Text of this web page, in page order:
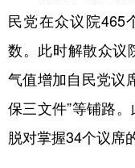
山东
广东
四川
陕西
民党在众议院465
数。此时解散众议
气值增加自民党议
保三文件”等铺路
脱对掌握34个议席